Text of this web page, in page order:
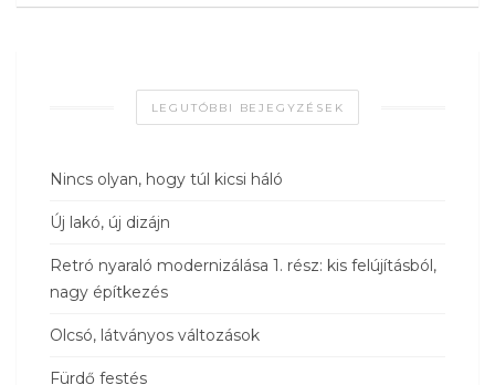
LEGUTÓBBI BEJEGYZÉSEK
Nincs olyan, hogy túl kicsi háló
Új lakó, új dizájn
Retró nyaraló modernizálása 1. rész: kis felújításból,
nagy építkezés
Olcsó, látványos változások
Fürdő festés